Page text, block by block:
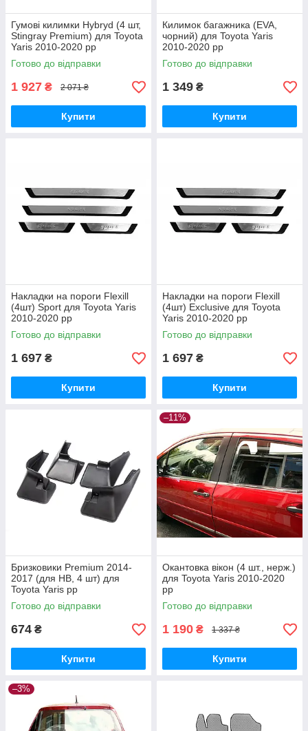
Гумові килимки Hybryd (4 шт,
Stingray Premium) для Toyota
Yaris 2010-2020 рр
Готово до відправки
1 927 ₴ 2 071 ₴
Купити
Килимок багажника (EVA,
чорний) для Toyota Yaris
2010-2020 рр
Готово до відправки
1 349 ₴
Купити
Накладки на пороги Flexill
(4шт) Sport для Toyota Yaris
2010-2020 рр
Готово до відправки
1 697 ₴
Купити
Накладки на пороги Flexill
(4шт) Exclusive для Toyota
Yaris 2010-2020 рр
Готово до відправки
1 697 ₴
Купити
Бризковики Premium 2014-
2017 (для HB, 4 шт) для
Toyota Yaris рр
Готово до відправки
674 ₴
Купити
–11%
Окантовка вікон (4 шт., нерж.)
для Toyota Yaris 2010-2020
рр
Готово до відправки
1 190 ₴ 1 337 ₴
Купити
–3%